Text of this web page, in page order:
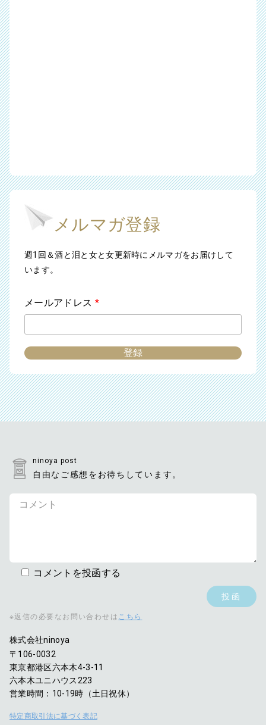
メルマガ登録
週1回＆酒と泪と女と女更新時にメルマガをお届けして
います。
メールアドレス *
ninoya post
自由なご感想をお待ちしています。
コメントを投函する
※返信の必要なお問い合わせは こちら
株式会社ninoya
〒106-0032
東京都港区六本木4-3-11
六本木ユニハウス223
営業時間：10-19時（土日祝休）
特定商取引法に基づく表記